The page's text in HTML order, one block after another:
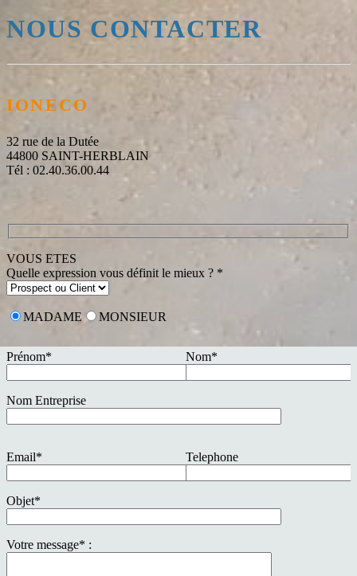
NOUS CONTACTER
IONECO
32 rue de la Dutée
44800 SAINT-HERBLAIN
Tél : 02.40.36.00.44
VOUS ETES
Quelle expression vous définit le mieux ? *
MADAME MONSIEUR
Prénom* Nom*
Nom Entreprise
Email* Telephone
Objet*
Votre message* :